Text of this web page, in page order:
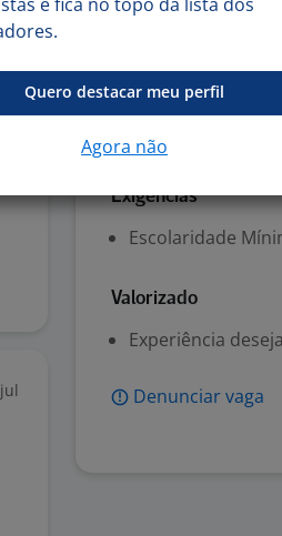
Exigências
Escolaridade
Valorizado
Experiência
Denunciar vaga
Quero destacar meu perfil
Agora não